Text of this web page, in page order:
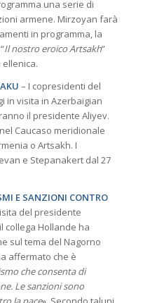
una serie di
armene. Mirzoyan farà
in programma, la
Il nostro eroico Artsakh”
– I copresidenti del
in visita in Azerbaigian
il presidente Aliyev.
Caucaso meridionale
o Artsakh. I
e Stepanakert dal 27
E SANZIONI CONTRO
del presidente
collega Hollande ha
sul tema del Nagorno
affermato che è
che consenta di
Le sanzioni sono